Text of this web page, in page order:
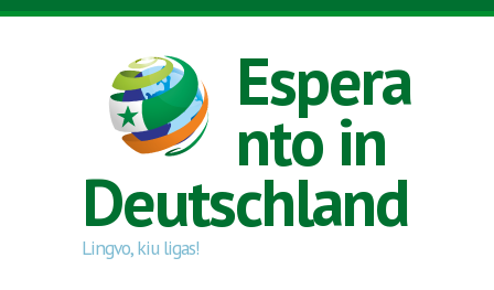
Direkt zum Inhalt
Espera
nto in
Deutschland
Lingvo, kiu ligas!